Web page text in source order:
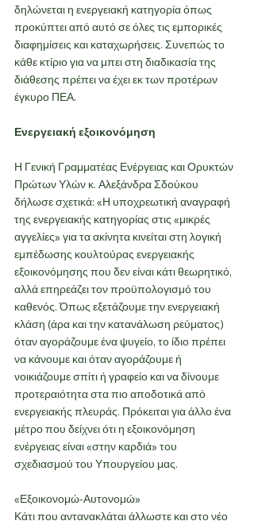
δηλώνεται η ενεργειακή κατηγορία όπως
προκύπτει από αυτό σε όλες τις εμπορικές
διαφημίσεις και καταχωρήσεις. Συνεπώς το
κάθε κτίριο για να μπει στη διαδικασία της
διάθεσης πρέπει να έχει εκ των προτέρων
έγκυρο ΠΕΑ.
Ενεργειακή εξοικονόμηση
Η Γενική Γραμματέας Ενέργειας και Ορυκτών
Πρώτων Υλών κ. Αλεξάνδρα Σδούκου
δήλωσε σχετικά: «Η υποχρεωτική αναγραφή
της ενεργειακής κατηγορίας στις «μικρές
αγγελίες» για τα ακίνητα κινείται στη λογική
εμπέδωσης κουλτούρας ενεργειακής
εξοικονόμησης που δεν είναι κάτι θεωρητικό,
αλλά επηρεάζει τον προϋπολογισμό του
καθενός. Όπως εξετάζουμε την ενεργειακή
κλάση (άρα και την κατανάλωση ρεύματος)
όταν αγοράζουμε ένα ψυγείο, το ίδιο πρέπει
να κάνουμε και όταν αγοράζουμε ή
νοικιάζουμε σπίτι ή γραφείο και να δίνουμε
προτεραιότητα στα πιο αποδοτικά από
ενεργειακής πλευράς. Πρόκειται για άλλο ένα
μέτρο που δείχνει ότι η εξοικονόμηση
ενέργειας είναι «στην καρδιά» του
σχεδιασμού του Υπουργείου μας.
«Εξοικονομώ-Αυτονομώ»
Κάτι που αντανακλάται άλλωστε και στο νέο